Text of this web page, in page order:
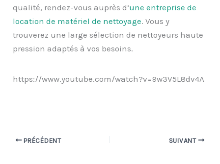
qualité, rendez-vous auprès d’une entreprise de
location de matériel de nettoyage. Vous y
trouverez une large sélection de nettoyeurs haute
pression adaptés à vos besoins.
https://www.youtube.com/watch?v=9w3V5L8dv4A
PRÉCÉDENT SUIVANT